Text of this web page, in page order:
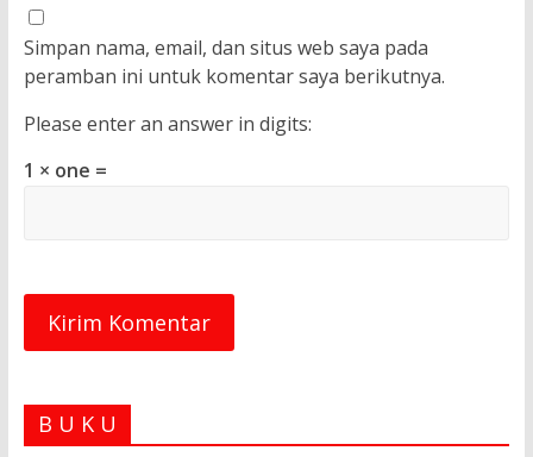
Simpan nama, email, dan situs web saya pada
peramban ini untuk komentar saya berikutnya.
Please enter an answer in digits:
1 × one =
B U K U